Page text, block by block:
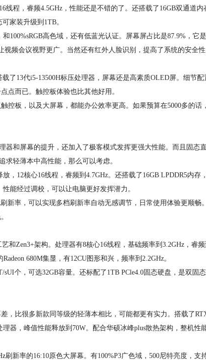
程，睿频4.5GHz，性能还是不错的了。还搭载了16GB双通道内
家装升级到1TB。
高色域，还有低蓝光认证。屏幕屏占比是87.9%，它
频会议视野更广。当然还有红外人脸识别，提高了系统的安全性
13代i5-13500H标压处理器，屏幕还是高素质OLED屏。细节配
点而已。触控板体验也比其他好用。
板，以及大屏幕，都能办公效率更高。如果预算在5000多的话
和屏幕的提升，还加入了极客模式发挥更强大性能。而且固态
求轻薄本中高性能，那么可以考虑。
12核心16线程，睿频到4.7GHz。还搭载了16GB LPDDR5内存
能经过调校，可以让电脑更好发挥潜力。
率，可以实现多档刷新率自动无感调节，日常使用体验更顺畅
Zen3+架构。处理器有8核心16线程，基础频率到3.2GHz，睿频
680M集显，有12CU图形和兴，频率到2.2GHz。
个，可选32GB容量。还标配了1TB PCle4.0固态硬盘，是双固态
比很多新款同等级的轻薄本相比，可能都更有实力。搭载了
器，峰值性能释放到70W。配合华硕冰峰plus散热架构，整机性
新率的16:10原色大屏幕。有100%P3广色域，500尼特亮度，支